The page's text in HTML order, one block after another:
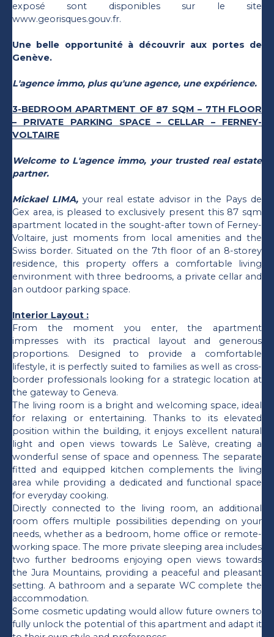
exposé sont disponibles sur le site
www.georisques.gouv.fr.
Une belle opportunité à découvrir aux portes de
Genève.
L'agence immo, plus qu'une agence, une expérience.
3-BEDROOM APARTMENT OF 87 SQM – 7TH FLOOR
– PRIVATE PARKING SPACE – CELLAR – FERNEY-
VOLTAIRE
Welcome to L'agence immo, your trusted real estate
partner.
Mickael LIMA, your real estate advisor in the Pays de
Gex area, is pleased to exclusively present this 87 sqm
apartment located in the sought-after town of Ferney-
Voltaire, just moments from local amenities and the
Swiss border. Situated on the 7th floor of an 8-storey
residence, this property offers a comfortable living
environment with three bedrooms, a private cellar and
an outdoor parking space.
Interior Layout :
From the moment you enter, the apartment
impresses with its practical layout and generous
proportions. Designed to provide a comfortable
lifestyle, it is perfectly suited to families as well as cross-
border professionals looking for a strategic location at
the gateway to Geneva.
The living room is a bright and welcoming space, ideal
for relaxing or entertaining. Thanks to its elevated
position within the building, it enjoys excellent natural
light and open views towards Le Salève, creating a
wonderful sense of space and openness. The separate
fitted and equipped kitchen complements the living
area while providing a dedicated and functional space
for everyday cooking.
Directly connected to the living room, an additional
room offers multiple possibilities depending on your
needs, whether as a bedroom, home office or remote-
working space. The more private sleeping area includes
two further bedrooms enjoying open views towards
the Jura Mountains, providing a peaceful and pleasant
setting. A bathroom and a separate WC complete the
accommodation.
Some cosmetic updating would allow future owners to
fully unlock the potential of this apartment and adapt it